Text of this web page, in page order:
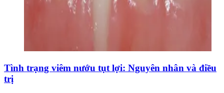
Tình trạng viêm nướu tụt lợi: Nguyên nhân và điều
trị